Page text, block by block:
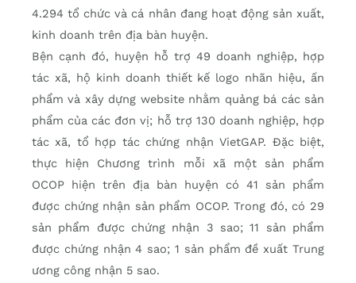
4.294 tổ chức và cá nhân đang hoạt động sản xuất,
kinh doanh trên địa bàn huyện.
Bện cạnh đó, huyện hỗ trợ 49 doanh nghiệp, hợp
tác xã, hộ kinh doanh thiết kế logo nhãn hiệu, ấn
phẩm và xây dựng website nhằm quảng bá các sản
phẩm của các đơn vị; hỗ trợ 130 doanh nghiệp, hợp
tác xã, tổ hợp tác chứng nhận VietGAP. Đặc biệt,
thực hiện Chương trình mỗi xã một sản phẩm
OCOP hiện trên địa bàn huyện có 41 sản phẩm
được chứng nhận sản phẩm OCOP. Trong đó, có 29
sản phẩm được chứng nhận 3 sao; 11 sản phẩm
được chứng nhận 4 sao; 1 sản phẩm đề xuất Trung
ương công nhận 5 sao.